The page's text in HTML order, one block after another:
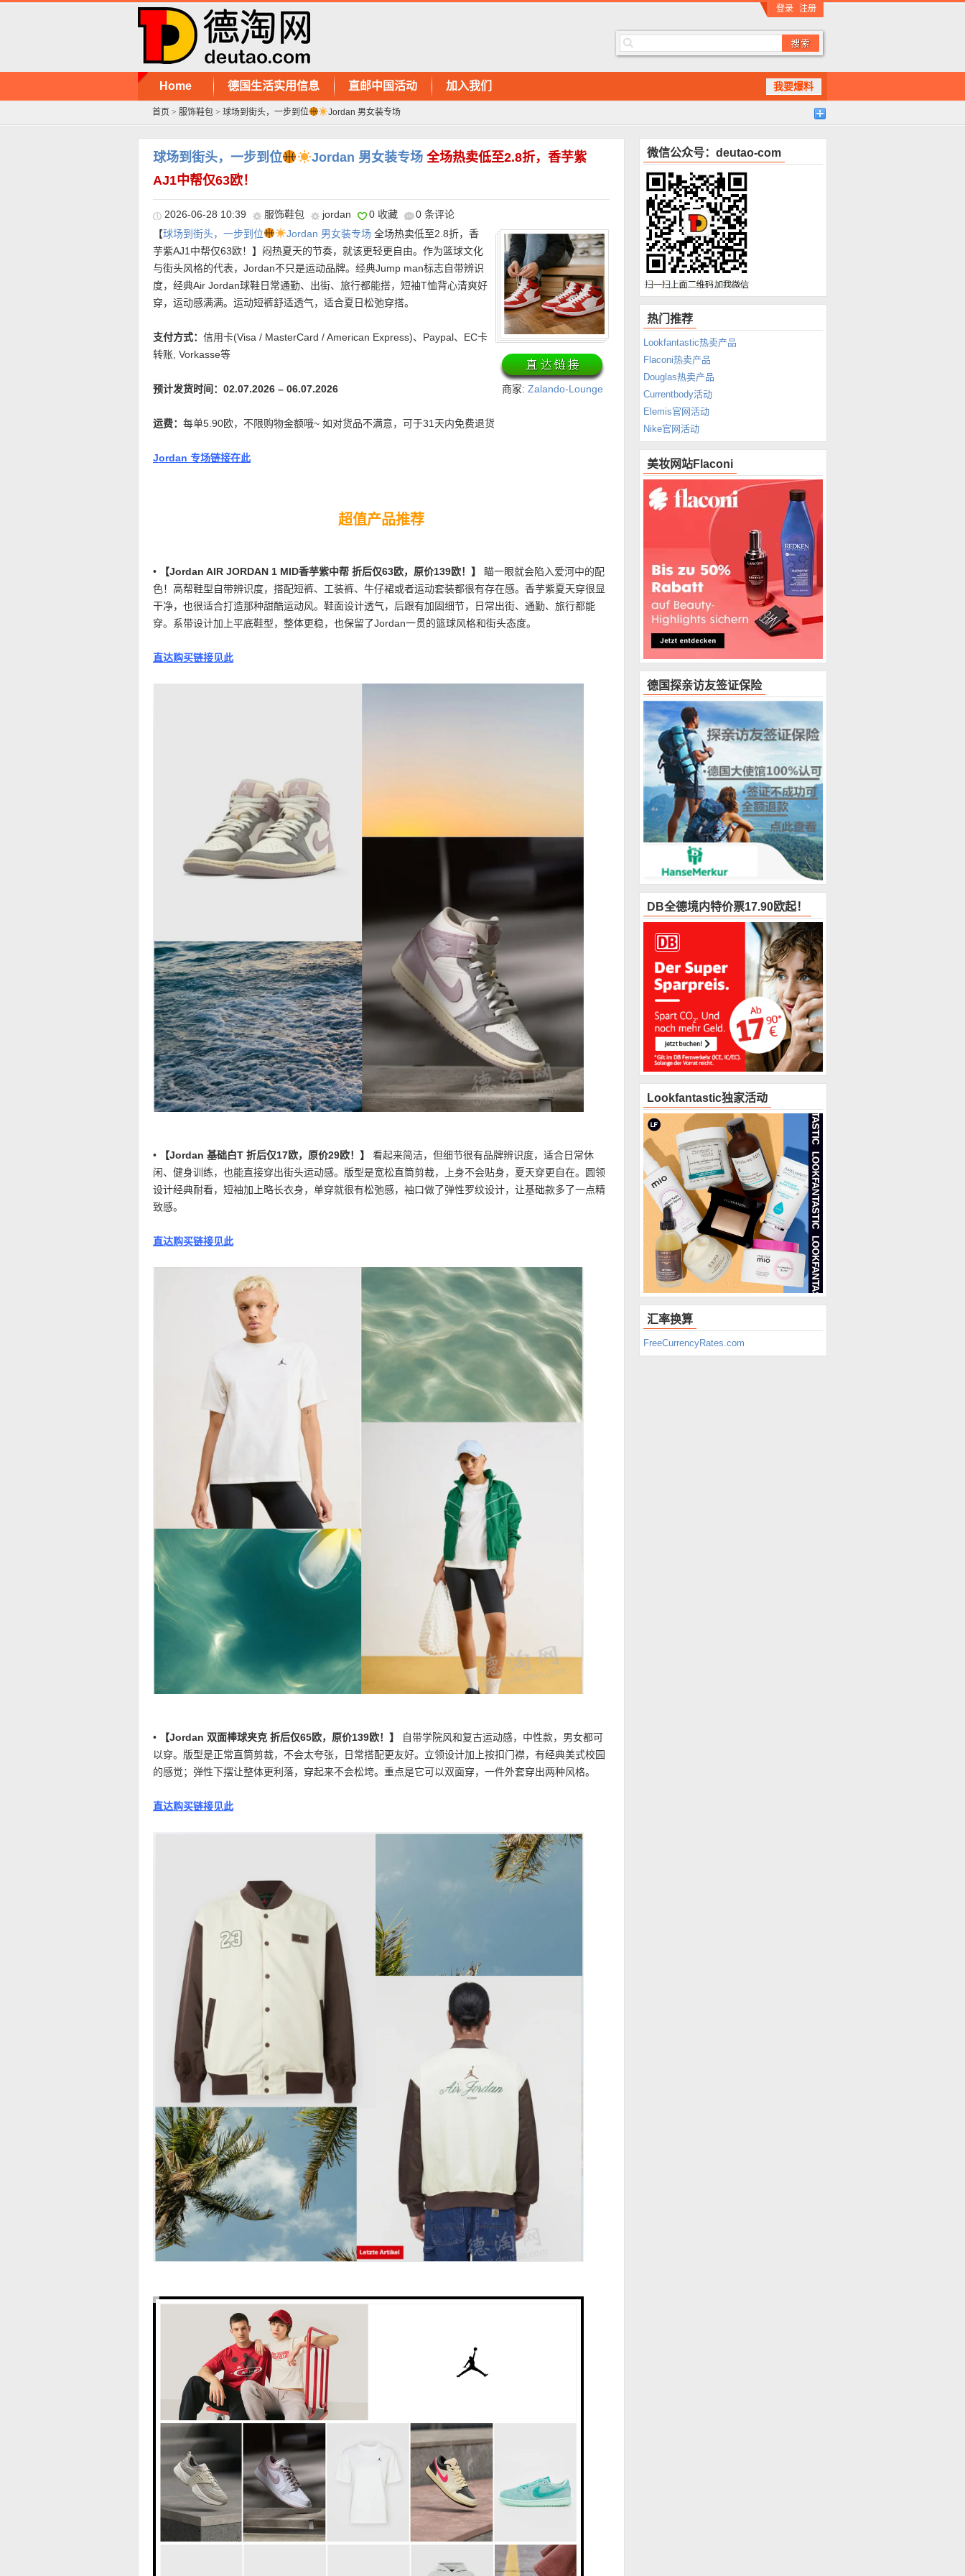
登录 注册
我要爆料
Home 德国生活实用信息 直邮中国活动 加入我们
首页 > 服饰鞋包 > 球场到街头，一步到位 Jordan 男女装专场
球场到街头，一步到位 Jordan 男女装专场 全场热卖低至2.8折，香芋紫
AJ1中帮仅63欧！
2026-06-28 10:39 服饰鞋包 jordan 0 收藏 0 条评论
商家: Zalando-Lounge
【球场到街头，一步到位 Jordan 男女装专场 全场热卖低至2.8折，香
芋紫AJ1中帮仅63欧！】闷热夏天的节奏，就该更轻更自由。作为篮球文化
与街头风格的代表，Jordan不只是运动品牌。经典Jump man标志自带辨识
度，经典Air Jordan球鞋日常通勤、出街、旅行都能搭，短袖T恤背心清爽好
穿，运动感满满。运动短裤舒适透气，适合夏日松弛穿搭。
支付方式： 信用卡(Visa / MasterCard / American Express)、Paypal、EC卡
转账, Vorkasse等
预计发货时间：02.07.2026 – 06.07.2026
运费： 每单5.90欧，不限购物金额哦~ 如对货品不满意，可于31天内免费退货
Jordan 专场链接在此
超值产品推荐
• 【Jordan AIR JORDAN 1 MID香芋紫中帮 折后仅63欧，原价139欧！】
瞄一眼就会陷入爱河中的配
色！高帮鞋型自带辨识度，搭配短裤、工装裤、牛仔裙或者运动套装都很有存在感。香芋紫夏天穿很显
干净，也很适合打造那种甜酷运动风。鞋面设计透气，后跟有加固细节，日常出街、通勤、旅行都能
穿。系带设计加上平底鞋型，整体更稳，也保留了Jordan一贯的篮球风格和街头态度。
直达购买链接见此
• 【Jordan 基础白T 折后仅17欧，原价29欧！】
看起来简洁，但细节很有品牌辨识度，适合日常休
闲、健身训练，也能直接穿出街头运动感。版型是宽松直筒剪裁，上身不会贴身，夏天穿更自在。圆领
设计经典耐看，短袖加上略长衣身，单穿就很有松弛感，袖口做了弹性罗纹设计，让基础款多了一点精
致感。
直达购买链接见此
• 【Jordan 双面棒球夹克 折后仅65欧，原价139欧！】
自带学院风和复古运动感，中性款，男女都可
以穿。版型是正常直筒剪裁，不会太夸张，日常搭配更友好。立领设计加上按扣门襟，有经典美式校园
的感觉；弹性下摆让整体更利落，穿起来不会松垮。重点是它可以双面穿，一件外套穿出两种风格。
直达购买链接见此
微信公众号：deutao-com
热门推荐
Lookfantastic热卖产品
Flaconi热卖产品
Douglas热卖产品
Currentbody活动
Elemis官网活动
Nike官网活动
美妆网站Flaconi
德国探亲访友签证保险
DB全德境内特价票17.90欧起！
Lookfantastic独家活动
汇率换算
FreeCurrencyRates.com